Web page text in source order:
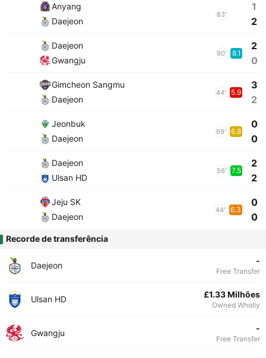
Anyang
Daejeon
83'
1
2
Daejeon
Gwangju
90' 8.1
2
0
Gimcheon Sangmu
Daejeon
44' 5.9
3
2
Jeonbuk
Daejeon
69' 6.8
0
0
Daejeon
Ulsan HD
56' 7.5
2
2
Jeju SK
Daejeon
44' 6.3
0
0
Recorde de transferência
Daejeon -
Free Transfer
Ulsan HD £1.33 Milhões
Owned Wholly
Gwangju -
Free Transfer